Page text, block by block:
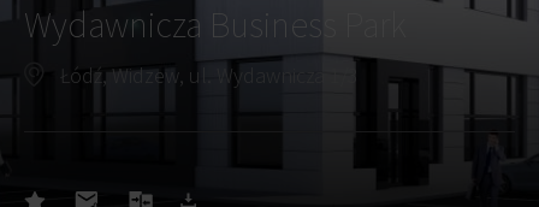
Wydawnicza Business Park
Łódź, Widzew, ul. Wydawnicza 1/3